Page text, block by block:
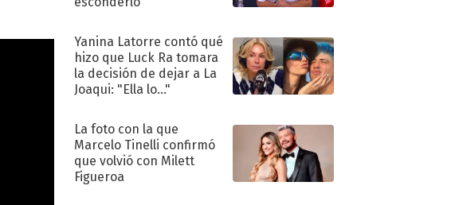
Yanina Latorre contó qué
hizo que Luck Ra tomara
la decisión de dejar a La
Joaqui: "Ella lo..."
La foto con la que
Marcelo Tinelli confirmó
que volvió con Milett
Figueroa